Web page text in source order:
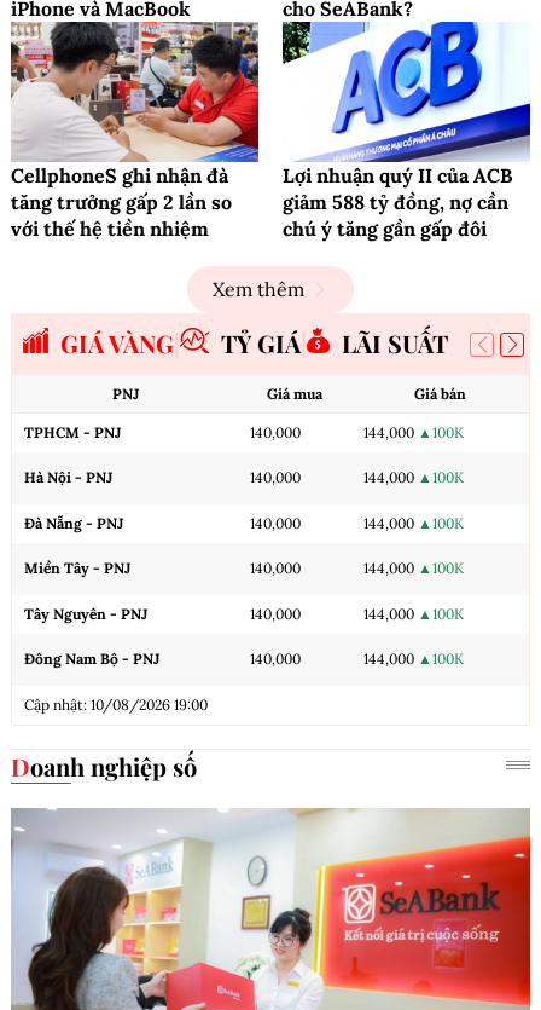
iPhone và MacBook
cho SeABank?
CellphoneS ghi nhận đà
tăng trưởng gấp 2 lần so
với thế hệ tiền nhiệm
Lợi nhuận quý II của ACB
giảm 588 tỷ đồng, nợ cần
chú ý tăng gần gấp đôi
Xem thêm
GIÁ VÀNG TỶ GIÁ LÃI SUẤT
PNJ Giá mua Giá bán
TPHCM - PNJ 140,000 144,000 ▲100K
Hà Nội - PNJ 140,000 144,000 ▲100K
Đà Nẵng - PNJ 140,000 144,000 ▲100K
Miền Tây - PNJ 140,000 144,000 ▲100K
Tây Nguyên - PNJ 140,000 144,000 ▲100K
Đông Nam Bộ - PNJ 140,000 144,000 ▲100K
Cập nhật: 10/08/2026 19:00
Doanh nghiệp số